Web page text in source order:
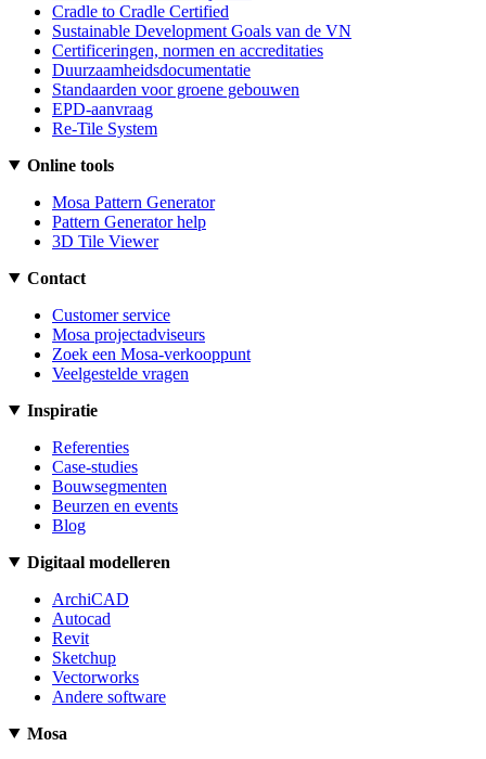
Cradle to Cradle Certified
Sustainable Development Goals van de VN
Certificeringen, normen en accreditaties
Duurzaamheidsdocumentatie
Standaarden voor groene gebouwen
EPD-aanvraag
Re-Tile System
Online tools
Mosa Pattern Generator
Pattern Generator help
3D Tile Viewer
Contact
Customer service
Mosa projectadviseurs
Zoek een Mosa-verkooppunt
Veelgestelde vragen
Inspiratie
Referenties
Case-studies
Bouwsegmenten
Beurzen en events
Blog
Digitaal modelleren
ArchiCAD
Autocad
Revit
Sketchup
Vectorworks
Andere software
Mosa